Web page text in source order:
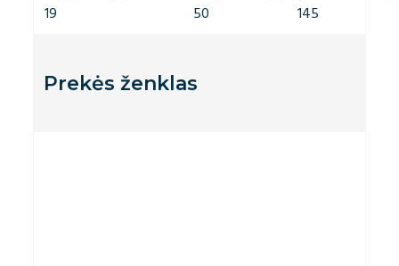
19 50 145
Prekės ženklas